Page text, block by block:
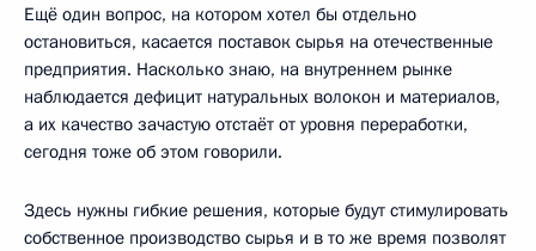
Ещё один вопрос, на котором хотел бы отдельно
остановиться, касается поставок сырья на отечественные
предприятия. Насколько знаю, на внутреннем рынке
наблюдается дефицит натуральных волокон и материалов,
а их качество зачастую отстаёт от уровня переработки,
сегодня тоже об этом говорили.
Здесь нужны гибкие решения, которые будут стимулировать
собственное производство сырья и в то же время позволят